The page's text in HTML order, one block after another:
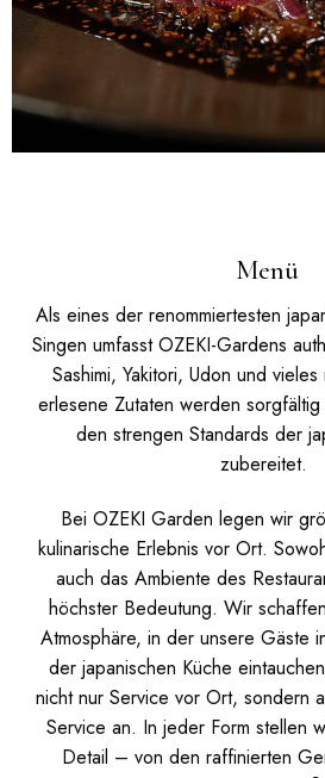
Menü
Als eines der renommiertesten
Singen umfasst OZEKI-Gardens
Sashimi, Yakitori, Udon und
erlesene Zutaten werden
den strengen Standards der
zubereitet.
Bei OZEKI Garden legen wir
kulinarische Erlebnis vor Ort.
auch das Ambiente des
höchster Bedeutung. Wir
Atmosphäre, in der unsere Gäste
der japanischen Küche
nicht nur Service vor Ort, sondern
Service an. In jeder Form stellen
Detail – von den raffinierten